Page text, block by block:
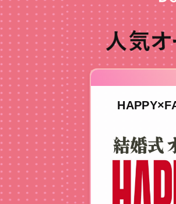
注文の流れ
お客様から
人気No.2!
HAPPY×FAMILY（ハッピーファ